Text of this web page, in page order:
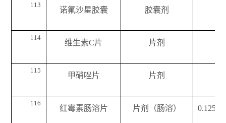
113
诺氟沙星胶囊 胶囊剂
114
维生素C片 片剂
115
甲硝唑片 片剂
116
红霉素肠溶片 片剂（肠溶） 0.125g